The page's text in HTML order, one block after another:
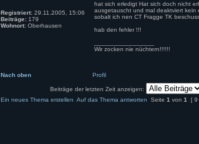
Registriert: 29.11.2005, 15:06
Beiträge: 179
Wohnort: Oberhausen
hat sich erledigt Hat sich doch nicht
ausgetauscht und mal deaktviert kein
sobalt ich nen CT Fragge TK
hab den fehler !!!
Wir zocken nie nüchtern!!!!!!
Nach oben Profil
Beiträge der letzten Zeit anzeigen:
Ein neues Thema erstellen Auf das Thema antworten Seite 1 von 1 [ 9